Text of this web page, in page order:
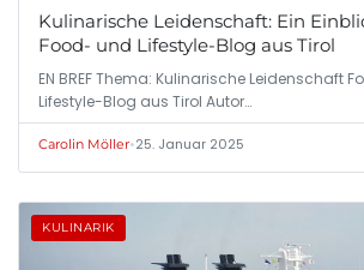
Kulinarische Leidenschaft: Ein
Food- und Lifestyle-Blog aus Tirol
EN BREF Thema: Kulinarische Leidenschaft
Lifestyle-Blog aus Tirol Autor…
Carolin Möller•25. Januar 2025
KULINARIK